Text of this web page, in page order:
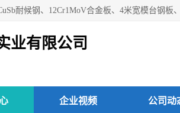
业有限公司
企业视频 公司动